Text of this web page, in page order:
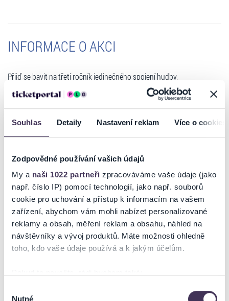
Souhlas Detaily Nastavení reklam Více o cookies
Zodpovědné používání vašich údajů
My a naši 1022 partneři zpracováváme vaše údaje (jako
např. číslo IP) pomocí technologií, jako např. souborů
cookie pro uchování a přístup k informacím na vašem
zařízení, abychom vám mohli nabízet personalizované
reklamy a obsah, měření reklam a obsahu, náhled na
návštěvníky a vývoj produktů. Máte možnosti ohledně
toho, kdo vaše údaje používá a k jakým účelům.
které mohou být přesné na několik metrů
Nutné
INFORMACE O AKCI
Přijď se bavit na třetí ročník jedinečného spojení hudby,
youteberingu, gamingu, fresh foodu a nově také módy. FABIA
YOUFEST, který přináší Škoda Fabia, ÓČKO a Prima COOL.
Celodenní zábava pro všechny členy rodiny! Nejžhavější kapely,
nejvtipnější youtubeři, gaming zóna, spousta workshopů, špičkové
koutek i doplňkový program pro ty nejmenší. Na tomhle festivalu se
zkrátka nikdo nudit nebude!
VIP vstupenky obsahují:
Praha :
Workshopy s Youtubery
Super výhled na stage a kapely
Levnější jídlo a pití ve VIP za zvýhodněnou cenu
Welcome drink
PAULIE GARAND SPECIAL SHOW (FEAT. EGO, LVCAS DOUPE, JAKUB
Číst více